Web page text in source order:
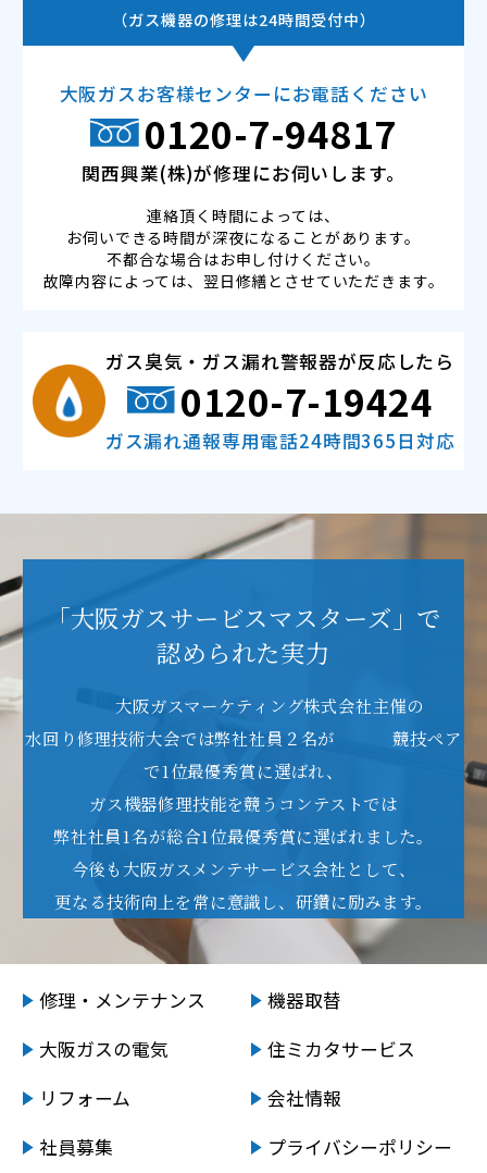
（ガス機器の修理は24時間受付中）
大阪ガスお客様センターにお電話ください
0120-7-94817
関西興業(株)が修理にお伺いします。
連絡頂く時間によっては、
お伺いできる時間が深夜になることがあります。
不都合な場合はお申し付けください。
故障内容によっては、翌日修繕とさせていただきます。
ガス臭気・ガス漏れ警報器が反応したら
0120-7-19424
ガス漏れ通報専用電話24時間365日対応
「大阪ガスサービスマスターズ」で
認められた実力
大阪ガスマーケティング株式会社主催の
水回り修理技術大会では弊社社員２名が 競技ペア
で1位最優秀賞に選ばれ、
ガス機器修理技能を競う コンテストでは
弊社社員1名が総合1位最優秀賞に選ばれました。
今後も大阪ガスメンテサービス会社として、
更なる技術向上を常に意識し、研鑽に励みます。
修理・メンテナンス
機器取替
大阪ガスの電気
住ミカタサービス
リフォーム
会社情報
社員募集
プライバシーポリシー